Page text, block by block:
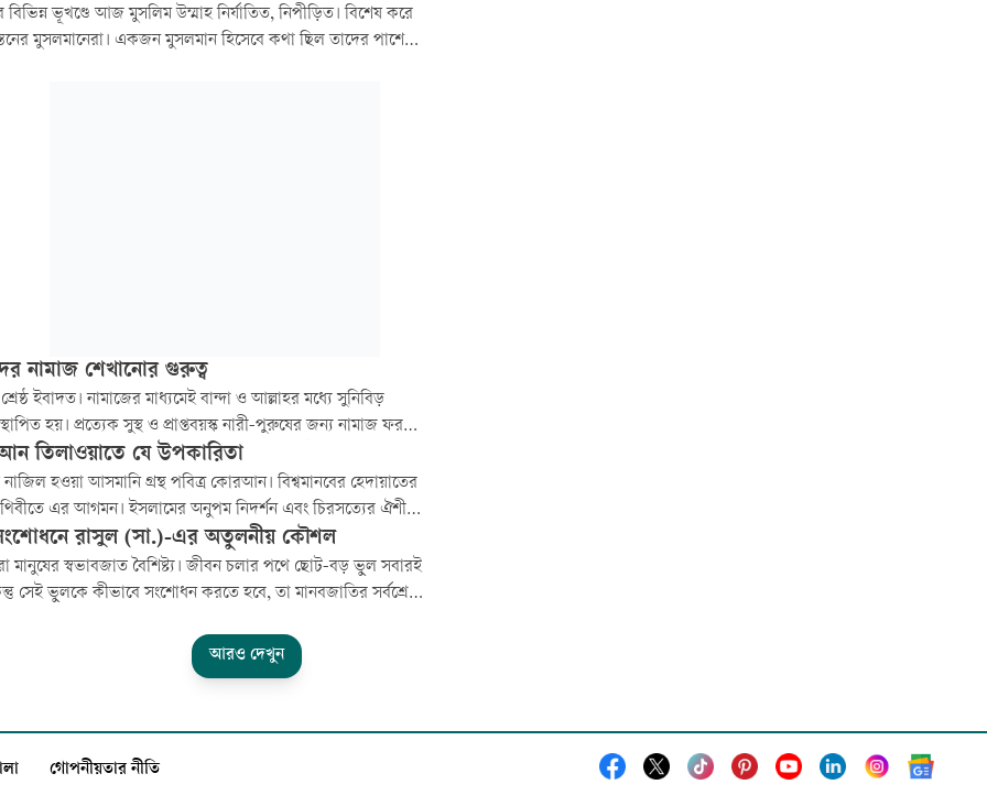
আমল আবিষ্কার করা হয়েছে, যা সম্পূর্ণ ভিত্তিহীন।
বিভিন্ন ভূখণ্ডে আজ মুসলিম উম্মাহ নির্যাতিত, নিপীড়িত। বিশেষ করে
মুসলমানেরা। একজন মুসলমান হিসেবে কথা ছিল তাদের পাশে
নামাজ শেখানোর গুরুত্ব
ইবাদত। নামাজের মাধ্যমেই বান্দা ও আল্লাহর মধ্যে সুনিবিড়
হয়। প্রত্যেক সুস্থ ও প্রাপ্তবয়স্ক নারী-পুরুষের জন্য নামাজ ফরজ।
ছেলেমেয়েদের ওপর নামাজ ফরজ নয়। তবু ছোট থেকে তাদের
প্রতি উৎসাহী করতে হয়। নামাজের প্রশিক্ষণ দিতে হয়। সুরা-কিরাত
হয়...
তিলাওয়াতে যে উপকারিতা
নাজিল হওয়া আসমানি গ্রন্থ পবিত্র কোরআন। বিশ্বমানবের হেদায়াতের
এর আগমন। ইসলামের অনুপম নিদর্শন এবং চিরসত্যের ঐশী
তিলাওয়াত মনে প্রশান্তি আনে। অন্তরে রবের প্রকৃত ভালোবাসা এবং
তৃপ্তির অনুভূতি জাগায়। ইমান সতেজ ও সবল করে।
রাসুল (সা.)-এর অতুলনীয় কৌশল
মানুষের স্বভাবজাত বৈশিষ্ট্য। জীবন চলার পথে ছোট-বড় ভুল সবারই
সেই ভুলকে কীভাবে সংশোধন করতে হবে, তা মানবজাতির সর্বশ্রেষ্ঠ
কারণ হিসেবে দেখেননি, বরং এটিকে ইতিবাচক পরিবর্তনের একটি
আরও দেখুন
গোপনীয়তার নীতি